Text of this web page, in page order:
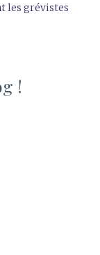
les grévistes
!